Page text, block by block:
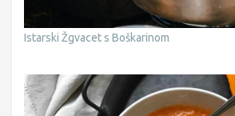
Istarski Žgvacet s Boškarinom